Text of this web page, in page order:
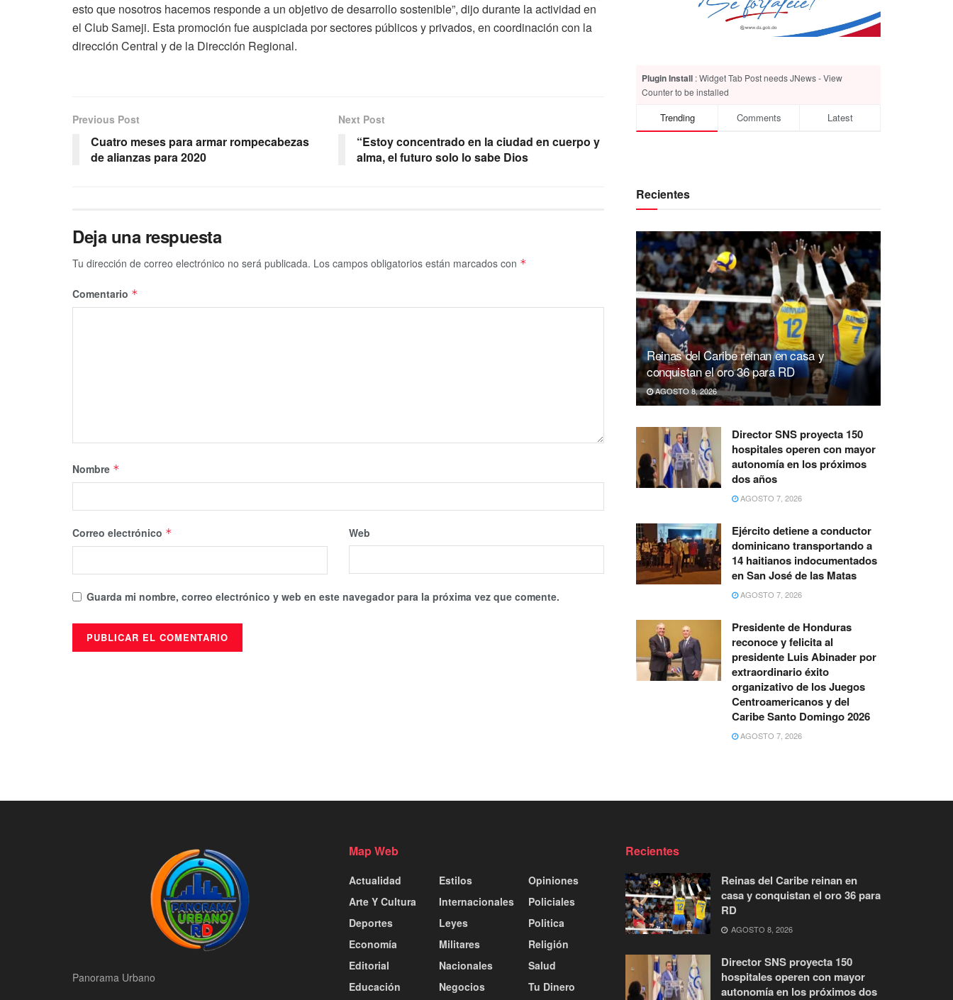
esto que nosotros hacemos responde a un objetivo de desarrollo sostenible”, dijo durante la actividad en
el Club Sameji. Esta promoción fue auspiciada por sectores públicos y privados, en coordinación con la
dirección Central y de la Dirección Regional.
Previous Post
Cuatro meses para armar rompecabezas
de alianzas para 2020
Next Post
“Estoy concentrado en la ciudad en cuerpo y
alma, el futuro solo lo sabe Dios
Deja una respuesta
Tu dirección de correo electrónico no será publicada. Los campos obligatorios están marcados con *
Comentario *
Nombre *
Correo electrónico * Web
Guarda mi nombre, correo electrónico y web en este navegador para la próxima vez que comente.
Plugin Install : Widget Tab Post needs JNews - View
Counter to be installed
Trending Comments Latest
Recientes
Reinas del Caribe reinan en casa y
conquistan el oro 36 para RD
AGOSTO 8, 2026
Director SNS proyecta 150
hospitales operen con mayor
autonomía en los próximos
dos años
AGOSTO 7, 2026
Ejército detiene a conductor
dominicano transportando a
14 haitianos indocumentados
en San José de las Matas
AGOSTO 7, 2026
Presidente de Honduras
reconoce y felicita al
presidente Luis Abinader por
extraordinario éxito
organizativo de los Juegos
Centroamericanos y del
Caribe Santo Domingo 2026
AGOSTO 7, 2026
Panorama Urbano
Map Web
Actualidad
Arte Y Cultura
Deportes
Economía
Editorial
Educación
Estilos
Internacionales
Leyes
Militares
Nacionales
Negocios
Opiniones
Policiales
Politica
Religión
Salud
Tu Dinero
Recientes
Reinas del Caribe reinan en
casa y conquistan el oro 36 para
RD
AGOSTO 8, 2026
Director SNS proyecta 150
hospitales operen con mayor
autonomía en los próximos dos